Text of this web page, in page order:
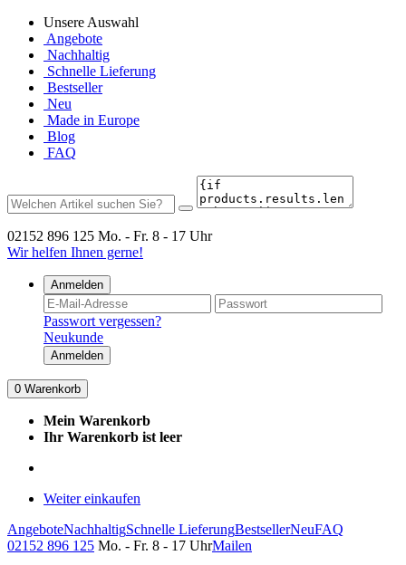
Unsere Auswahl
Angebote
Nachhaltig
Schnelle Lieferung
Bestseller
Neu
Made in Europe
Blog
FAQ
02152 896 125 Mo. - Fr. 8 - 17 Uhr
Wir helfen Ihnen gerne!
Anmelden
Passwort vergessen?
Neukunde
Anmelden
0 Warenkorb
Mein Warenkorb
Ihr Warenkorb ist leer
Weiter einkaufen
AngeboteNachhaltigSchnelle LieferungBestsellerNeuFAQ
02152 896 125 Mo. - Fr. 8 - 17 UhrMailen